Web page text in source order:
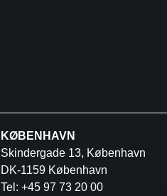
KØBENHAVN
Skindergade 13, København
DK-1159 København
Tel: +45 97 73 20 00